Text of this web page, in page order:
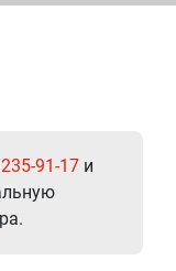
91-17 и